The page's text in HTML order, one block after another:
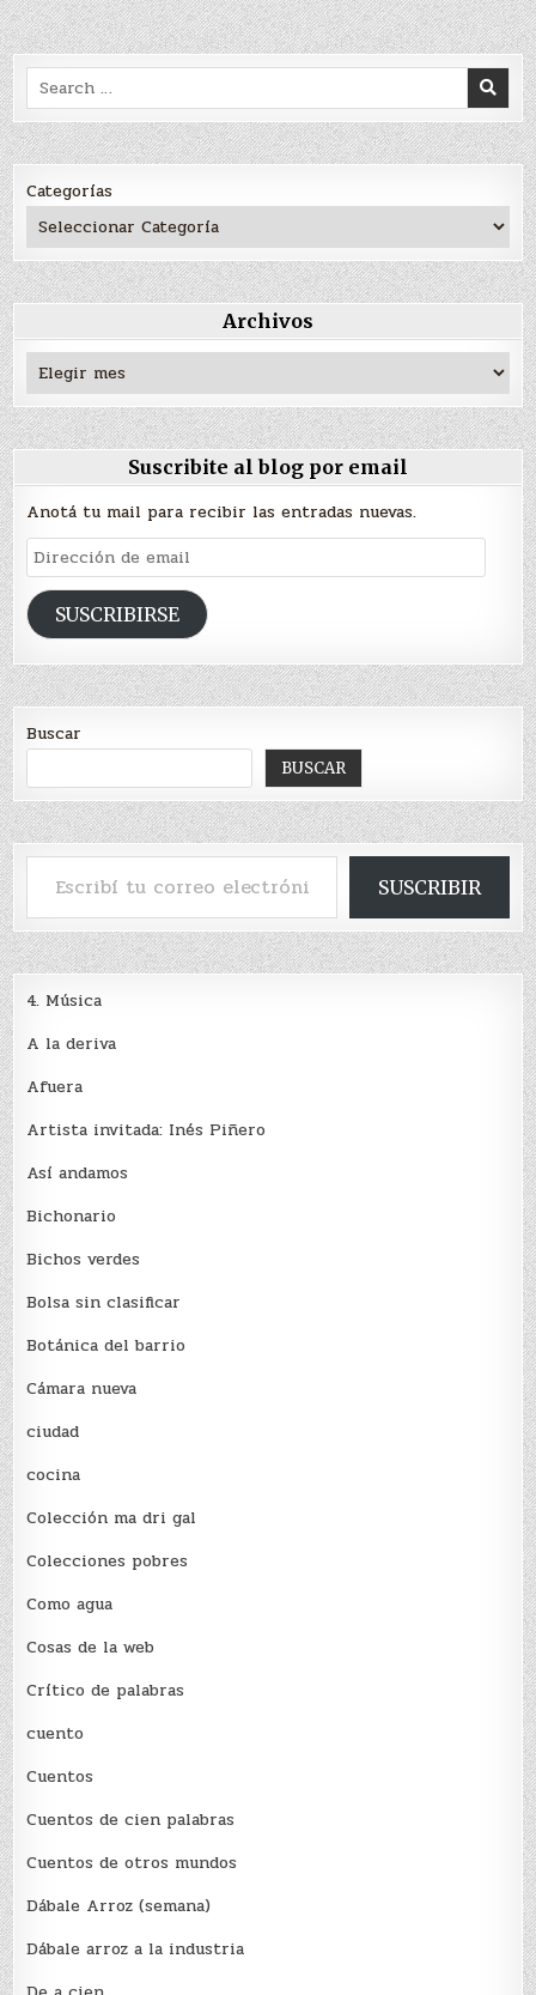
Search
for:
Categorías
Archivos
Archivos
Suscribite al blog por email
Anotá tu mail para recibir las entradas nuevas.
Dirección
de
emailSUSCRIBIRSE
Buscar
BUSCAR
Escribí tu correo electrónico…
SUSCRIBIR
4. Música
A la deriva
Afuera
Artista invitada: Inés Piñero
Así andamos
Bichonario
Bichos verdes
Bolsa sin clasificar
Botánica del barrio
Cámara nueva
ciudad
cocina
Colección ma dri gal
Colecciones pobres
Como agua
Cosas de la web
Crítico de palabras
cuento
Cuentos
Cuentos de cien palabras
Cuentos de otros mundos
Dábale Arroz (semana)
Dábale arroz a la industria